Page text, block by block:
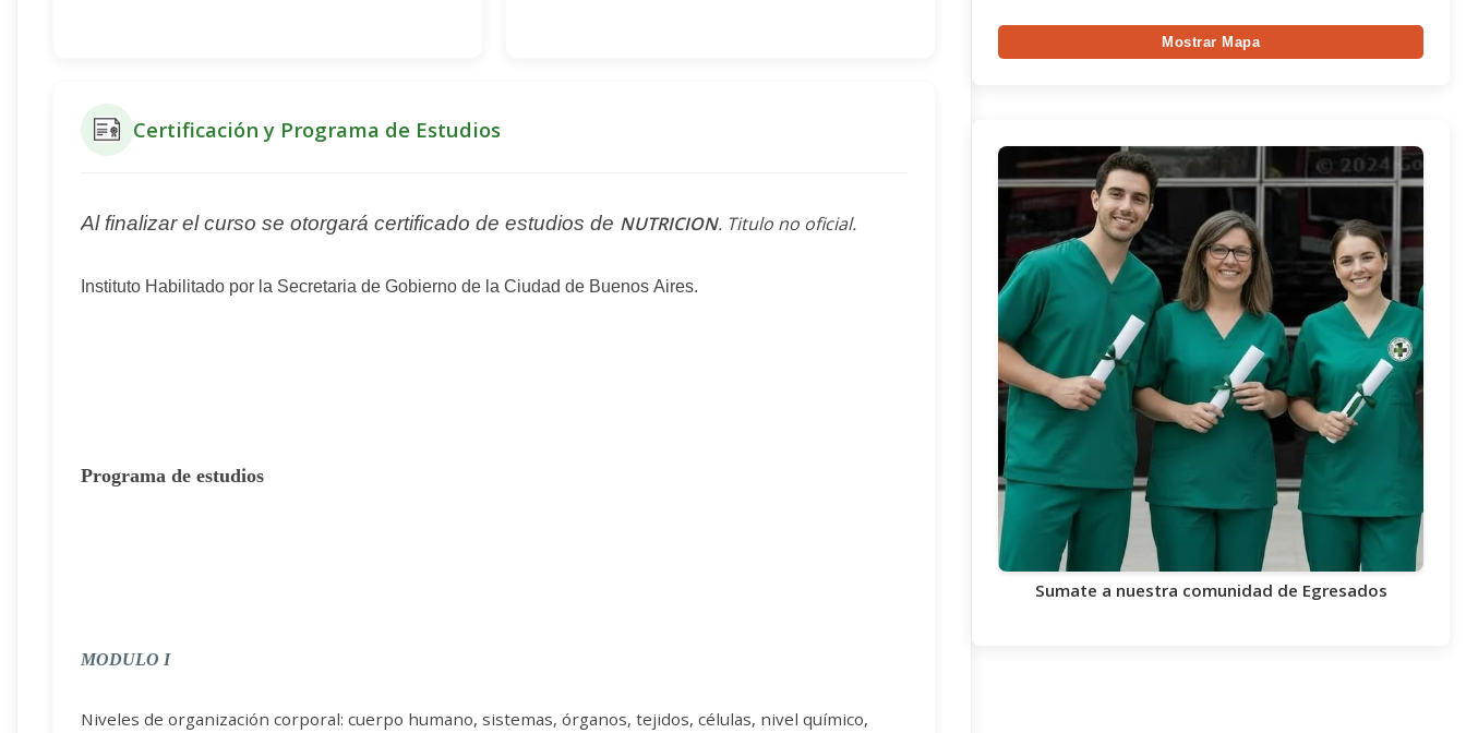
Certificación y Programa de Estudios
Al finalizar el curso se otorgará certificado de estudios de NUTRICION. Titulo no oficial.
Instituto Habilitado por la Secretaria de Gobierno de la Ciudad de Buenos Aires.
Programa de estudios
MODULO I
Niveles de organización corporal: cuerpo humano, sistemas, órganos, tejidos, células, nivel químico,
Mostrar Mapa
Sumate a nuestra comunidad de Egresados